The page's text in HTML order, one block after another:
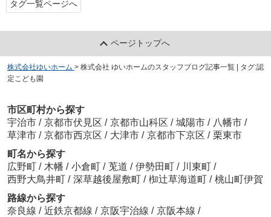
タグ一覧ページへ
ページトップへ
株式会社ゆいホーム > 株式会社 ゆいホームのスタッフブログ記事一覧 | タグ:認
定こども園
市区町村から探す
宇治市 / 京都市伏見区 / 京都市山科区 / 城陽市 / 八幡市 /
草津市 / 京都市西京区 / 大津市 / 京都市下京区 / 栗東市
町名から探す
広野町 / 木幡 / 小倉町 / 莵道 / 伊勢田町 / 川東町 /
西野大鳥井町 / 深草越後屋敷町 / 椥辻草海道町 / 桃山町伊賀
路線から探す
奈良線 / 近鉄京都線 / 京阪宇治線 / 京阪本線 /